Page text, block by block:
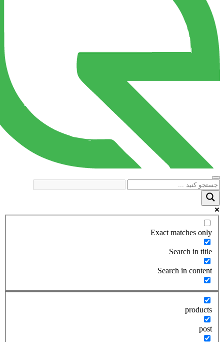
Exact matches only
Search in title
Search in content
products
post